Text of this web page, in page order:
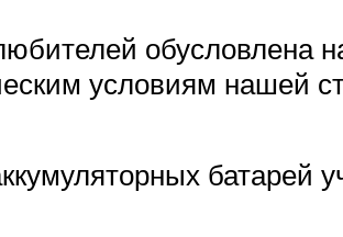
обусловлена
условиям нашей
батарей